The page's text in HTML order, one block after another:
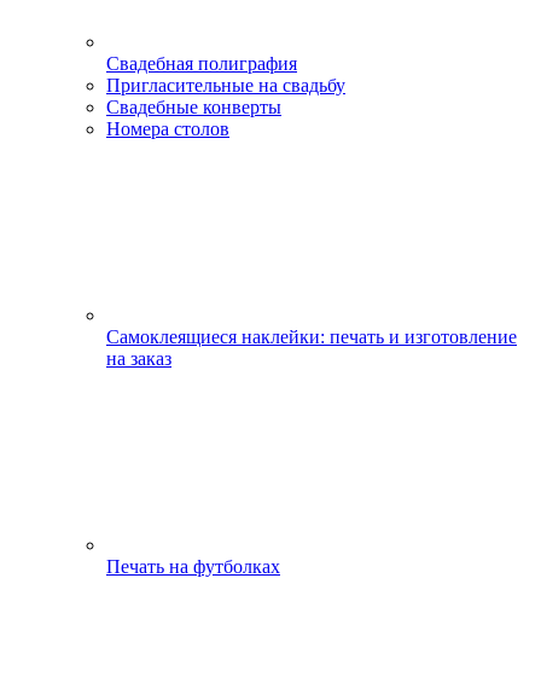
Свадебная полиграфия
Пригласительные на свадьбу
Свадебные конверты
Номера столов
Самоклеящиеся наклейки: печать и изготовление
на заказ
Печать на футболках